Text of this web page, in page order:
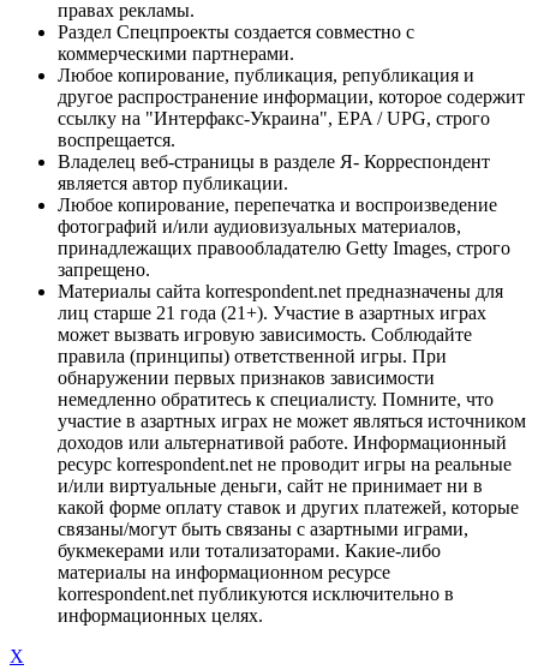
правах рекламы.
Раздел Спецпроекты создается совместно с
коммерческими партнерами.
Любое копирование, публикация, републикация и
другое распространение информации, которое содержит
ссылку на "Интерфакс-Украина", EPA / UPG, строго
воспрещается.
Владелец веб-страницы в разделе Я- Корреспондент
является автор публикации.
Любое копирование, перепечатка и воспроизведение
фотографий и/или аудиовизуальных материалов,
принадлежащих правообладателю Getty Images, строго
запрещено.
Материалы сайта korrespondent.net предназначены для
лиц старше 21 года (21+). Участие в азартных играх
может вызвать игровую зависимость. Соблюдайте
правила (принципы) ответственной игры. При
обнаружении первых признаков зависимости
немедленно обратитесь к специалисту. Помните, что
участие в азартных играх не может являться источником
доходов или альтернативой работе. Информационный
ресурс korrespondent.net не проводит игры на реальные
и/или виртуальные деньги, сайт не принимает ни в
какой форме оплату ставок и других платежей, которые
связаны/могут быть связаны с азартными играми,
букмекерами или тотализаторами. Какие-либо
материалы на информационном ресурсе
korrespondent.net публикуются исключительно в
информационных целях.
X